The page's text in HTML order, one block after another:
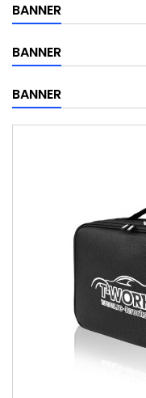
BANNER
BANNER
BANNER